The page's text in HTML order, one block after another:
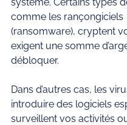
comme les rançongiciels
(ransomware), cryptent
exigent une somme
débloquer.
Dans d’autres cas, les
introduire des logiciels
surveillent vos activités